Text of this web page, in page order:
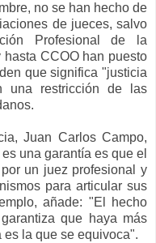
no se han hecho de
de jueces, salvo
Profesional de la
hasta CCOO han puesto
que significa "justicia
una restricción de las
Juan Carlos Campo,
una garantía es que el
un juez profesional y
para articular sus
añade: "El hecho
que haya más
la que se equivoca".